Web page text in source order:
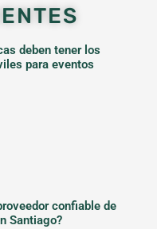
deben tener los
para eventos
confiable de
Santiago?